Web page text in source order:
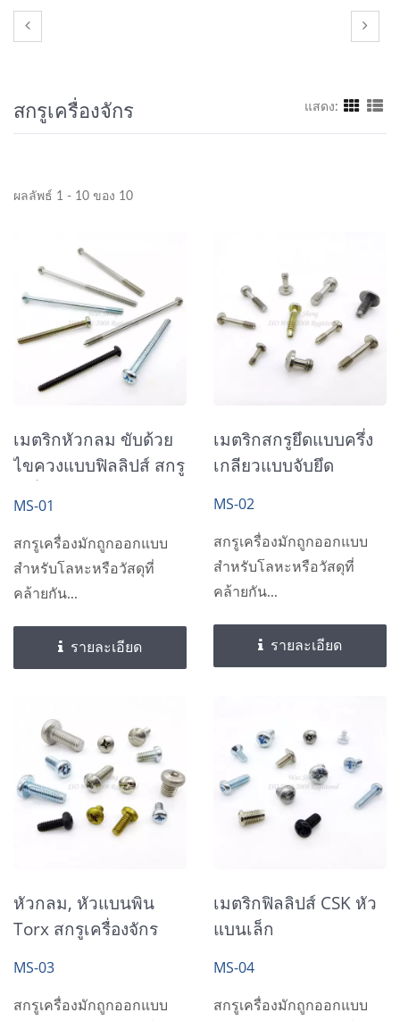
สกรูเครื่องจักร แสดง:
ผลลัพธ์ 1 - 10 ของ 10
เมตริกหัวกลม ขับด้วย
ไขควงแบบฟิลลิปส์ สกรู
MS-01
สกรูเครื่องมักถูกออกแบบ
สำหรับโลหะหรือวัสดุที่
คล้ายกัน...
รายละเอียด
เมตริกสกรูยึดแบบครึ่ง
เกลียวแบบจับยึด
MS-02
สกรูเครื่องมักถูกออกแบบ
สำหรับโลหะหรือวัสดุที่
คล้ายกัน...
รายละเอียด
หัวกลม, หัวแบนพิน
Torx สกรูเครื่องจักร
MS-03
สกรูเครื่องมักถูกออกแบบ
เมตริกฟิลลิปส์ CSK หัว
แบนเล็ก
MS-04
สกรูเครื่องมักถูกออกแบบ